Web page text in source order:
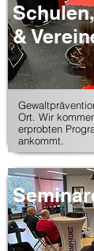
&
Ort. Wir
erprobten
ankommt.